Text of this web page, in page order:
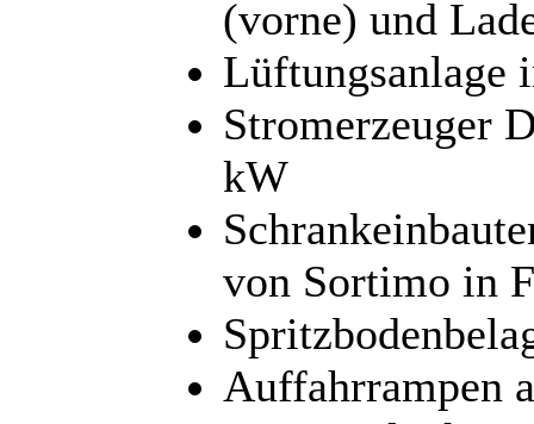
(vorne) und
Lüftungsanlage
Stromerzeuger
kW
von Sortimo in
Auffahrrampen